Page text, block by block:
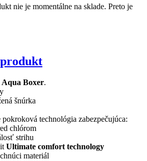
nie je momentálne na sklade. Preto je
Aqua Boxer.
šnúrka
pokroková technológia zabezpečujúca:
chlórom
strihu
Ultimate comfort technology
materiál